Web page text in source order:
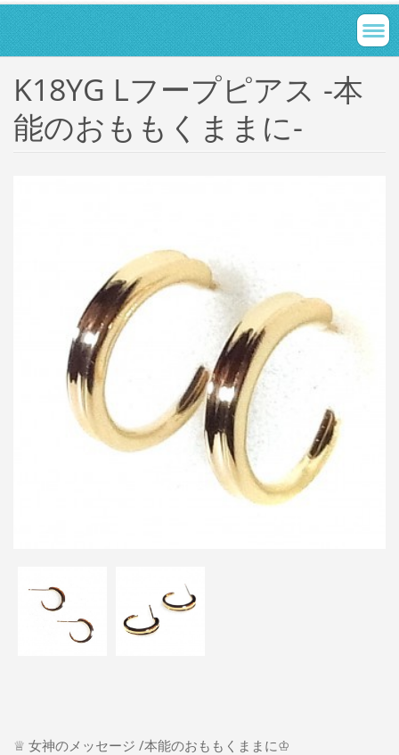
K18YG Lフープピアス -本
能のおももくままに-
♕ 女神のメッセージ /本能のおももくままに♔